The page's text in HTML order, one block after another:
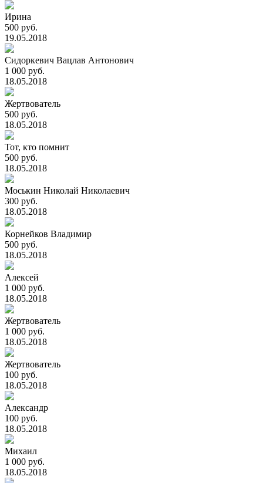
Ирина
500 руб.
19.05.2018
Сидоркевич Вацлав Антонович
1 000 руб.
18.05.2018
Жертвователь
500 руб.
18.05.2018
Тот, кто помнит
500 руб.
18.05.2018
Моськин Николай Николаевич
300 руб.
18.05.2018
Корнейков Владимир
500 руб.
18.05.2018
Алексей
1 000 руб.
18.05.2018
Жертвователь
1 000 руб.
18.05.2018
Жертвователь
100 руб.
18.05.2018
Александр
100 руб.
18.05.2018
Михаил
1 000 руб.
18.05.2018